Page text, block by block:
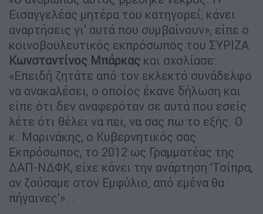
Εισαγγελέας μητέρα του κατηγορεί, κάνει
αναρτήσεις γι’ αυτά που συμβαίνουν», είπε ο
κοινοβουλευτικός εκπρόσωπος του ΣΥΡΙΖΑ
Κωνσταντίνος Μπάρκας και σχολίασε:
«Επειδή ζητάτε από τον εκλεκτό συνάδελφο
να ανακαλέσει, ο οποίος έκανε δήλωση και
είπε ότι δεν αναφερόταν σε αυτά που εσείς
λέτε ότι θέλει να πει, να σας πω το εξής. Ο
κ. Μαρινάκης, ο Κυβερνητικός σας
Εκπρόσωπος, το 2012 ως Γραμματέας της
ΔΑΠ-ΝΔΦΚ, είχε κάνει την ανάρτηση ‘Τσίπρα,
αν ζούσαμε στον Εμφύλιο, από εμένα θα
πήγαινες’». .